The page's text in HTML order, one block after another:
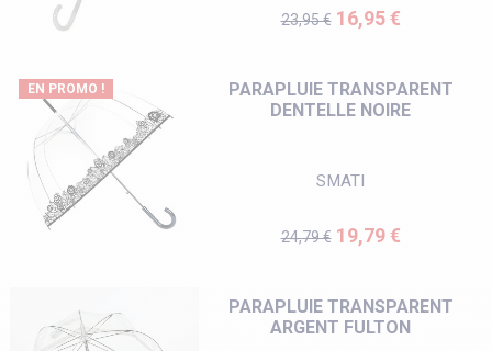
Prix de base
23,95 € Prix
16,95 €
PARAPLUIE TRANSPARENT
DENTELLE NOIRE
SMATI
Prix de base
24,79 € Prix
19,79 €
EN PROMO !
PARAPLUIE TRANSPARENT
ARGENT FULTON